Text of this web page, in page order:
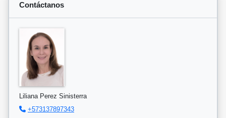
Contáctanos
Liliana Perez Sinisterra
+573137897343